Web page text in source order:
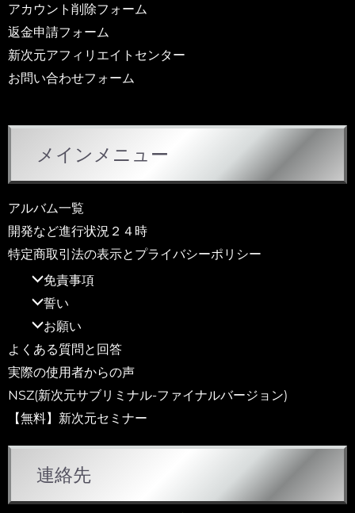
アカウント削除フォーム
返金申請フォーム
新次元アフィリエイトセンター
お問い合わせフォーム
メインメニュー
アルバム一覧
開発など進行状況２４時
特定商取引法の表示とプライバシーポリシー
免責事項
誓い
お願い
よくある質問と回答
実際の使用者からの声
NSZ(新次元サブリミナル-ファイナルバージョン)
【無料】新次元セミナー
連絡先